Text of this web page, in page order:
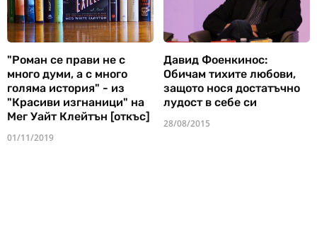
"Роман се прави не с
много думи, а с много
голяма история" - из
"Красиви изгнаници" на
Мег Уайт Клейтън [откъс]
01/11/2019
Давид Фоенкинос:
Обичам тихите любови,
защото нося достатъчно
лудост в себе си
28/08/2015